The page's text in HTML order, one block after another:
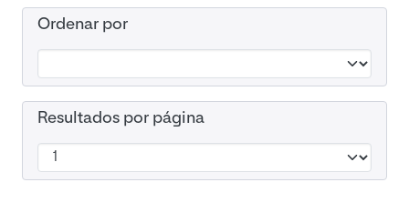
Ordenar por
Resultados por página